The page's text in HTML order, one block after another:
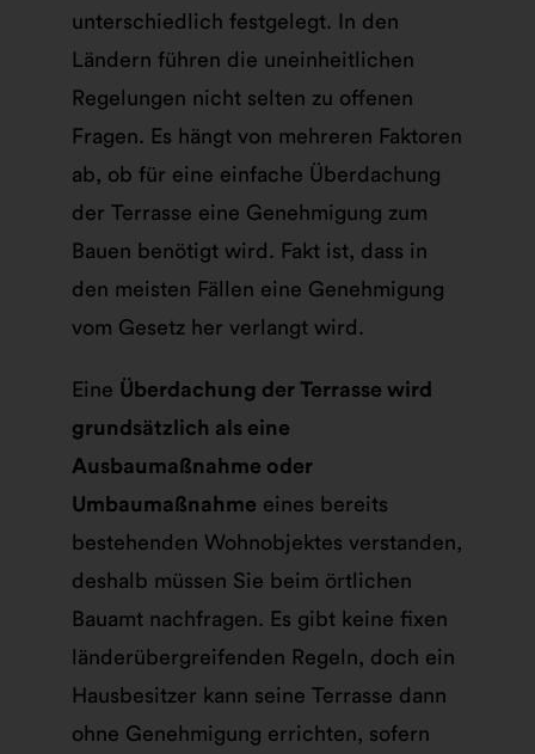
unterschiedlich festgelegt. In den
Ländern führen die uneinheitlichen
Regelungen nicht selten zu offenen
Fragen. Es hängt von mehreren Faktoren
ab, ob für eine einfache Überdachung
der Terrasse eine Genehmigung zum
Bauen benötigt wird. Fakt ist, dass in
den meisten Fällen eine Genehmigung
vom Gesetz her verlangt wird.
Eine Überdachung der Terrasse wird
grundsätzlich als eine
Ausbaumaßnahme oder
Umbaumaßnahme eines bereits
bestehenden Wohnobjektes verstanden,
deshalb müssen Sie beim örtlichen
Bauamt nachfragen. Es gibt keine fixen
länderübergreifenden Regeln, doch ein
Hausbesitzer kann seine Terrasse dann
ohne Genehmigung errichten, sofern